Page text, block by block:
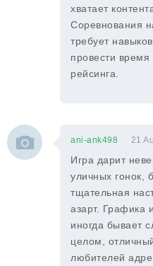
хватает
Соревнования
требует
провести
рейсинга.
ani-ank498 21
Игра дарит
уличных гонок,
тщательная
азарт. Графика
иногда бывает
целом,
любителей